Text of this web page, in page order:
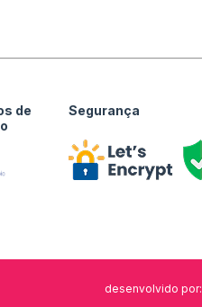
de
Segurança
desenvolvido por: